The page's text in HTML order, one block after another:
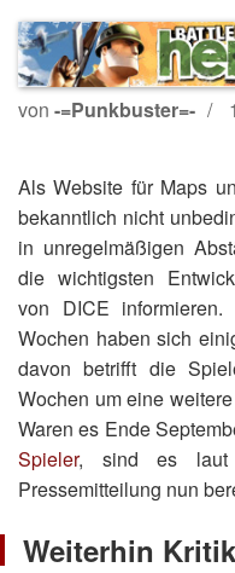
von -=Punkbuster=-
Als Website für Maps
bekanntlich nicht
in unregelmäßigen
die wichtigsten
von DICE
Wochen haben sich
davon betrifft die
Wochen um eine
Waren es Ende
Spieler, sind es laut
Pressemitteilung nun
Weiterhin